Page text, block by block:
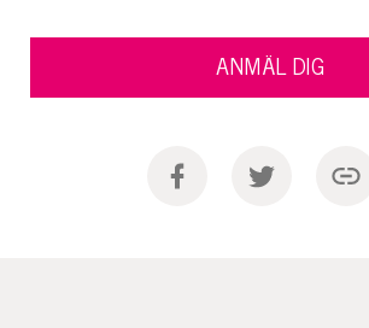
ANMÄL DIG